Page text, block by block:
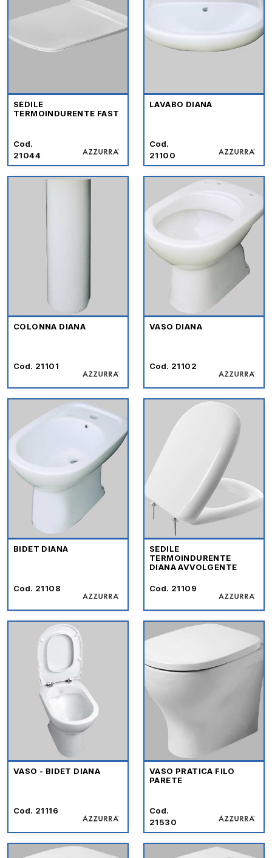
SEDILE
TERMOINDURENTE FAST
Cod.
21044
LAVABO DIANA
Cod.
21100
COLONNA DIANA
Cod. 21101
VASO DIANA
Cod. 21102
BIDET DIANA
Cod. 21108
SEDILE
TERMOINDURENTE
DIANA AVVOLGENTE
Cod. 21109
VASO - BIDET DIANA
Cod. 21116
VASO PRATICA FILO
PARETE
Cod.
21530